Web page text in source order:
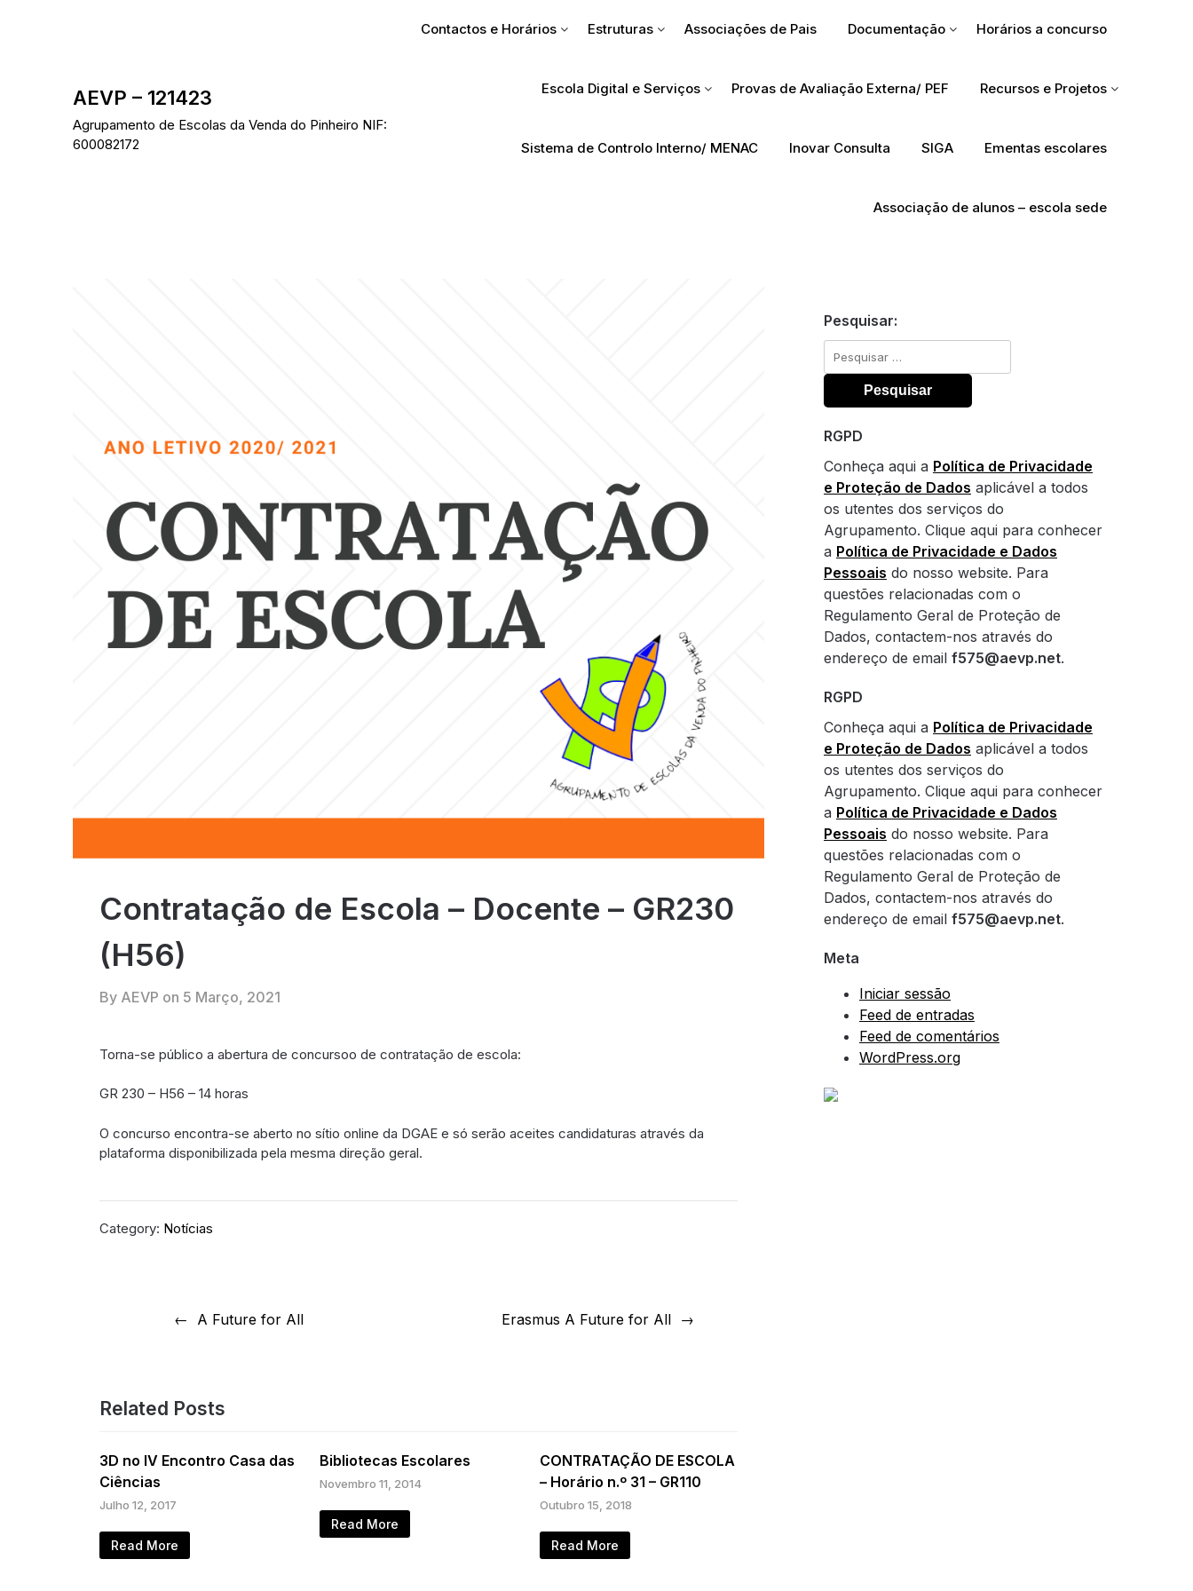
AEVP – 121423
Agrupamento de Escolas da Venda do Pinheiro NIF:
600082172
Contactos e Horários Estruturas Associações de Pais Documentação Horários a concurso
Escola Digital e Serviços Provas de Avaliação Externa/ PEF Recursos e Projetos
Sistema de Controlo Interno/ MENAC Inovar Consulta SIGA Ementas escolares
Associação de alunos – escola sede
Contratação de Escola – Docente – GR230
(H56)
By AEVP on 5 Março, 2021
Torna-se público a abertura de concursoo de contratação de escola:
GR 230 – H56 – 14 horas
O concurso encontra-se aberto no sítio online da DGAE e só serão aceites candidaturas através da
plataforma disponibilizada pela mesma direção geral.
Category: Notícias
A Future for All Erasmus A Future for All
Related Posts
3D no IV Encontro Casa das
Ciências
Julho 12, 2017
Read More
Bibliotecas Escolares
Novembro 11, 2014
Read More
CONTRATAÇÃO DE ESCOLA
– Horário n.º 31 – GR110
Outubro 15, 2018
Read More
Pesquisar:
Pesquisar
por:
RGPD
Conheça aqui a Política de Privacidade
e Proteção de Dados aplicável a todos
os utentes dos serviços do
Agrupamento. Clique aqui para conhecer
a Política de Privacidade e Dados
Pessoais do nosso website. Para
questões relacionadas com o
Regulamento Geral de Proteção de
Dados, contactem-nos através do
endereço de email f575@aevp.net.
RGPD
Conheça aqui a Política de Privacidade
e Proteção de Dados aplicável a todos
os utentes dos serviços do
Agrupamento. Clique aqui para conhecer
a Política de Privacidade e Dados
Pessoais do nosso website. Para
questões relacionadas com o
Regulamento Geral de Proteção de
Dados, contactem-nos através do
endereço de email f575@aevp.net.
Meta
Iniciar sessão
Feed de entradas
Feed de comentários
WordPress.org